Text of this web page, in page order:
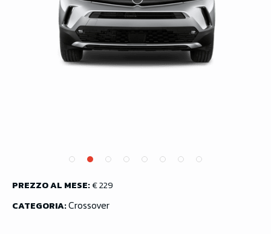
PREZZO AL MESE:€ 229
CATEGORIA:Crossover